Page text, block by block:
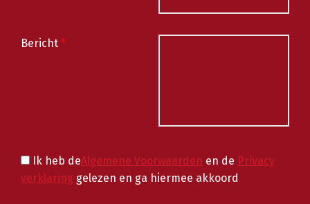
Bericht *
Ik heb deAlgemene Voorwaarden en de Privacy
verklaring gelezen en ga hiermee akkoord